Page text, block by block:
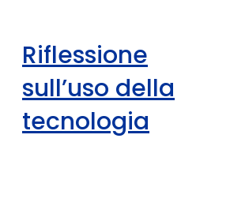
Riflessione
sull’uso della
tecnologia